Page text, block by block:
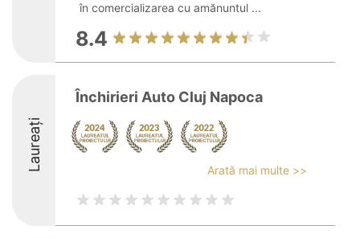
în comercializarea cu amănuntul ...
8.4
Laureați
Închirieri Auto Cluj Napoca
Arată mai multe >>